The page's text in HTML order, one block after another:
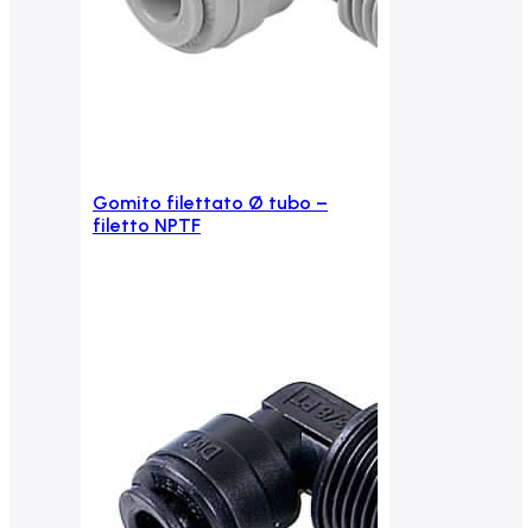
Aggiungi al carrello
Gomito filettato Ø tubo –
filetto NPTF